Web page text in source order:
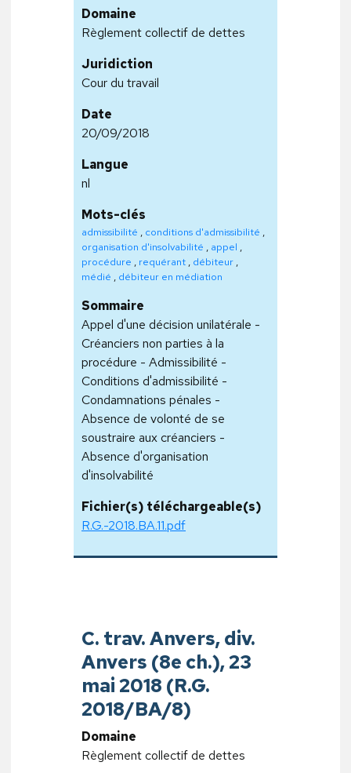
Domaine
Règlement collectif de dettes
Juridiction
Cour du travail
Date
20/09/2018
Langue
nl
Mots-clés
admissibilité , conditions d'admissibilité ,
organisation d'insolvabilité , appel ,
procédure , requérant , débiteur ,
médié , débiteur en médiation
Sommaire
Appel d'une décision unilatérale -
Créanciers non parties à la
procédure - Admissibilité -
Conditions d'admissibilité -
Condamnations pénales -
Absence de volonté de se
soustraire aux créanciers -
Absence d'organisation
d'insolvabilité
Fichier(s) téléchargeable(s)
R.G.-2018.BA.11.pdf
C. trav. Anvers, div.
Anvers (8e ch.), 23
mai 2018 (R.G.
2018/BA/8)
Domaine
Règlement collectif de dettes